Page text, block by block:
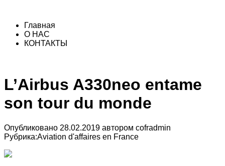
Главная
О НАС
КОНТАКТЫ
L’Airbus A330neo entame
son tour du monde
Опубликовано 28.02.2019 автором cofradmin
Рубрика:Aviation d'affaires en France